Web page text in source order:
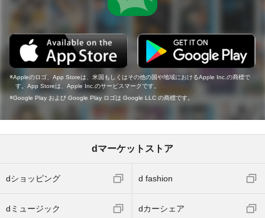
Appleのロゴ、App Storeは、米国もしくはその他の国や地域におけるApple Inc.の商標で
す。App Storeは、Apple Inc.のサービスマークです。
Google Play および Google Play ロゴは Google LLC の商標です。
dマーケットストア
dショッピング d fashion
dミュージック dカーシェア